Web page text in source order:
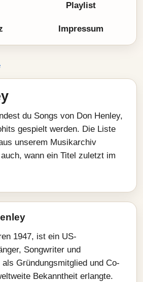
Playlist
Impressum
du Songs von Don Henley,
gespielt werden. Die Liste
unserem Musikarchiv
wann ein Titel zuletzt im
1947, ist ein US-
Songwriter und
Gründungsmitglied und Co-
Bekanntheit erlangte.